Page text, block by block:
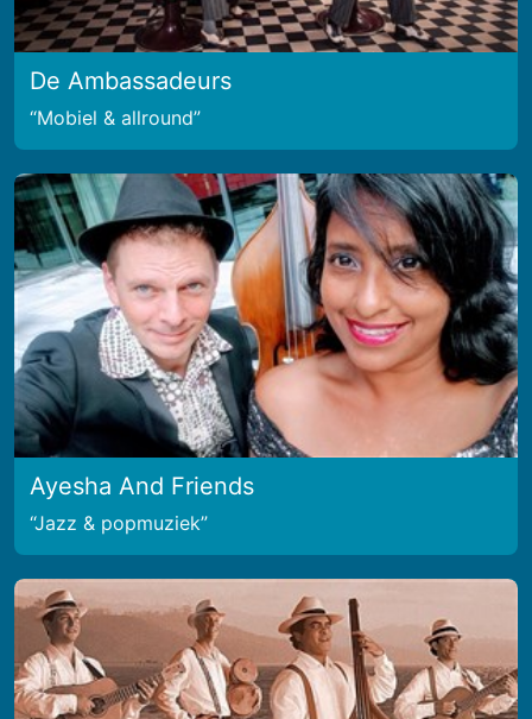
De Ambassadeurs
Mobiel & allround
Ayesha And Friends
Jazz & popmuziek